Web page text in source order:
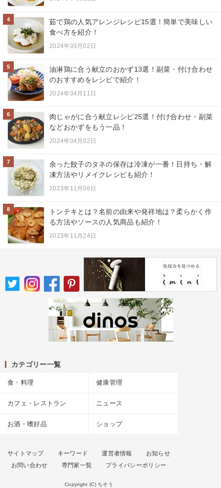
4
茹で鶏の人気アレンジレシピ15選！簡単で美味しい
食べ方を紹介！
2024年03月02日
5
油淋鶏に合う献立のおかず13選！副菜・付け合わせ
のおすすめをレシピで紹介！
2024年04月11日
6
肉じゃがに合う献立レシピ25選！付け合わせ・副菜
などおかずをもう一品！
2024年04月02日
7
余った餃子のタネの保存は冷凍が一番！日持ち・解
凍方法やリメイクレシピも紹介！
2023年11月06日
8
トンテキとは？名前の由来や発祥地は？柔らかく作
る方法やソースの人気商品も紹介！
2023年11月24日
カテゴリー一覧
食・料理 健康管理
カフェ・レストラン ニュース
お酒・嗜好品 ショップ
サイトマップ キーワード 運営者情報
お知らせ
お問い合わせ
専門家一覧 プライバシーポリシー
Copyright (C) ちそう